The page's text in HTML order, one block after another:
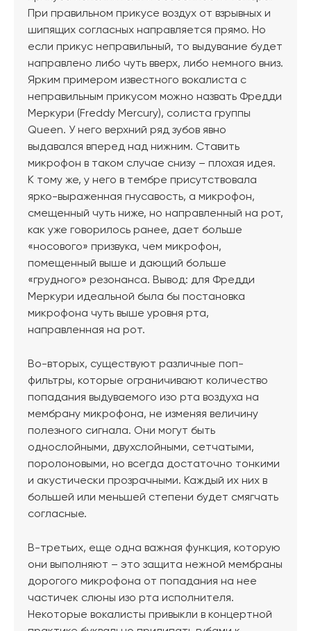
При правильном прикусе воздух от взрывных и
шипящих согласных направляется прямо. Но
если прикус неправильный, то выдувание будет
направлено либо чуть вверх, либо немного вниз.
Ярким примером известного вокалиста с
неправильным прикусом можно назвать Фредди
Меркури (Freddy Mercury), солиста группы
Queen. У него верхний ряд зубов явно
выдавался вперед над нижним. Ставить
микрофон в таком случае снизу – плохая идея.
К тому же, у него в тембре присутствовала
ярко-выраженная гнусавость, а микрофон,
смещенный чуть ниже, но направленный на рот,
как уже говорилось ранее, дает больше
«носового» призвука, чем микрофон,
помещенный выше и дающий больше
«грудного» резонанса. Вывод: для Фредди
Меркури идеальной была бы постановка
микрофона чуть выше уровня рта,
направленная на рот.
Во-вторых, существуют различные поп-
фильтры, которые ограничивают количество
попадания выдуваемого изо рта воздуха на
мембрану микрофона, не изменяя величину
полезного сигнала. Они могут быть
однослойными, двухслойными, сетчатыми,
поролоновыми, но всегда достаточно тонкими
и акустически прозрачными. Каждый их них в
большей или меньшей степени будет смягчать
согласные.
В-третьих, еще одна важная функция, которую
они выполняют – это защита нежной мембраны
дорогого микрофона от попадания на нее
частичек слюны изо рта исполнителя.
Некоторые вокалисты привыкли в концертной